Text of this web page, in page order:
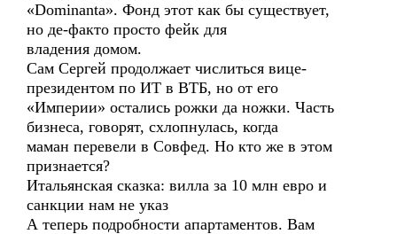
«Dominanta». Фонд этот как бы существует,
но де-факто просто фейк для
владения домом.
Сам Сергей продолжает числиться вице-
президентом по ИТ в ВТБ, но от его
«Империи» остались рожки да ножки. Часть
бизнеса, говорят, схлопнулась, когда
маман перевели в Совфед. Но кто же в этом
признается?
Итальянская сказка: вилла за 10 млн евро и
санкции нам не указ
А теперь подробности апартаментов. Вам